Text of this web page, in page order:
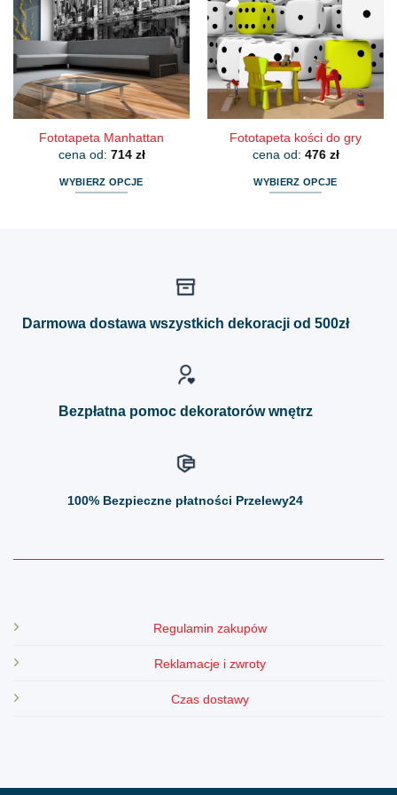
Opcje
można
na
stronie
produktu
Opcje
można
wybrać
na
stronie
produktu
Fototapeta Manhattan
cena od: 714 zł
WYBIERZ OPCJE
Fototapeta kości do gry
cena od: 476 zł
WYBIERZ OPCJE
można
Darmowa dostawa wszystkich dekoracji od 500zł
Bezpłatna pomoc dekoratorów wnętrz
100% Bezpieczne płatności Przelewy24
Regulamin zakupów
Reklamacje i zwroty
Czas dostawy